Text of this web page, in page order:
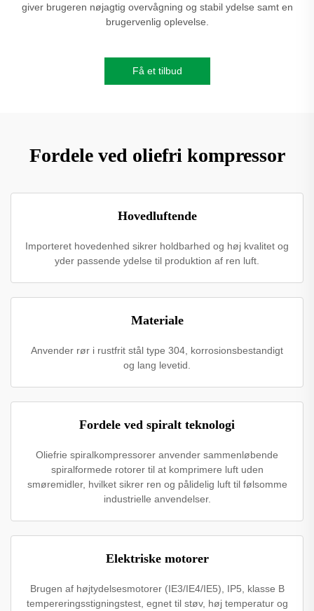
giver brugeren nøjagtig overvågning og stabil ydelse samt en
brugervenlig oplevelse.
Få et tilbud
Fordele ved oliefri kompressor
Hovedluftende
Importeret hovedenhed sikrer holdbarhed og høj kvalitet og
yder passende ydelse til produktion af ren luft.
Materiale
Anvender rør i rustfrit stål type 304, korrosionsbestandigt
og lang levetid.
Fordele ved spiralt teknologi
Oliefrie spiralkompressorer anvender sammenløbende
spiralformede rotorer til at komprimere luft uden
smøremidler, hvilket sikrer ren og pålidelig luft til følsomme
industrielle anvendelser.
Elektriske motorer
Brugen af højtydelsesmotorer (IE3/IE4/IE5), IP5, klasse B
tempereringsstigningstest, egnet til støv, høj temperatur og